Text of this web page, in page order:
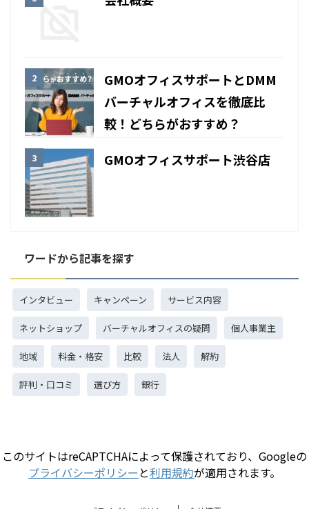
GMOオフィスサポートとDMM
バーチャルオフィスを徹底比
較！どちらがおすすめ？
GMOオフィスサポート渋谷店
ワードから記事を探す
インタビュー キャンペーン サービス内容
ネットショップ バーチャルオフィスの疑問 個人事業主
地域 料金・格安 比較 法人 解約
評判・口コミ 選び方 銀行
このサイトはreCAPTCHAによって保護されており、Googleの
プライバシーポリシー と利用規約が適用されます。